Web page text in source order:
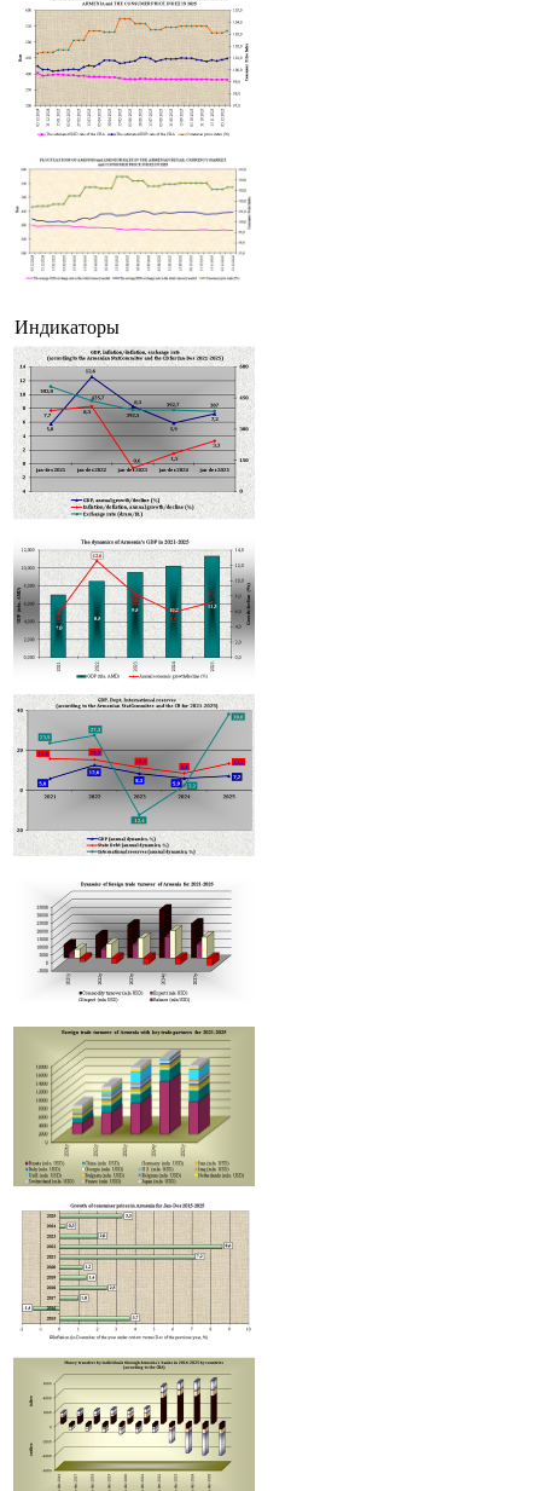
Карапетян назвал "успехом" армянской власти снижение товарооборота с Россией на
отношению к прошлому году
Армении агрострахование активизируется
Произведена очередная транзитная поставка из России в Армению через территорию
Индикаторы